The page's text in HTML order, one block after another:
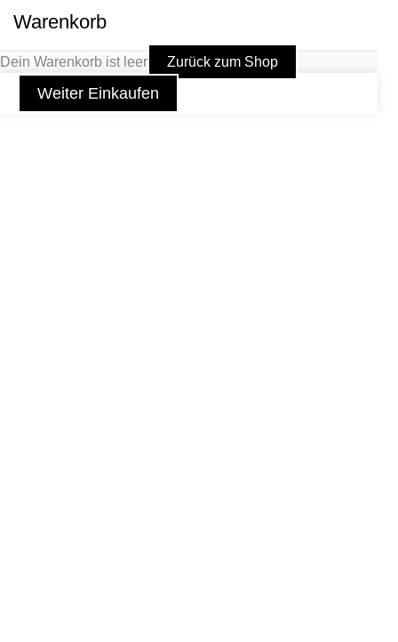
Warenkorb
Dein Warenkorb ist leer Zurück zum Shop
Weiter Einkaufen